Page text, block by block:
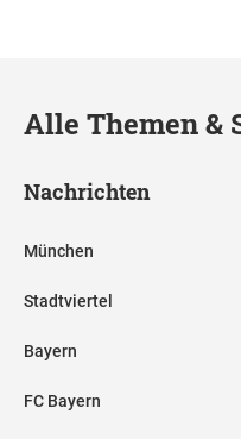
Alle Themen &
Nachrichten
München
Stadtviertel
Bayern
FC Bayern